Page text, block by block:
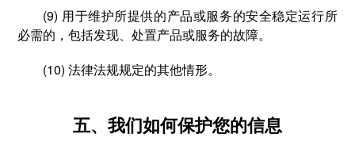
(9) 用于维护所提供的产品或服务的安全稳定运行所
必需的，包括发现、处置产品或服务的故障。
(10) 法律法规规定的其他情形。
五、我们如何保护您的信息